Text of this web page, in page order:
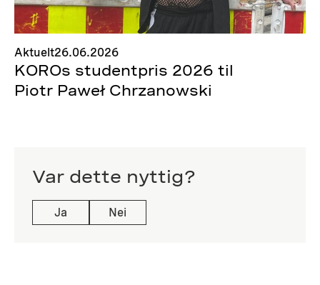
Aktuelt26.06.2026
KOROs studentpris 2026 til
Piotr Paweł Chrzanowski
Var dette nyttig?
Ja Nei